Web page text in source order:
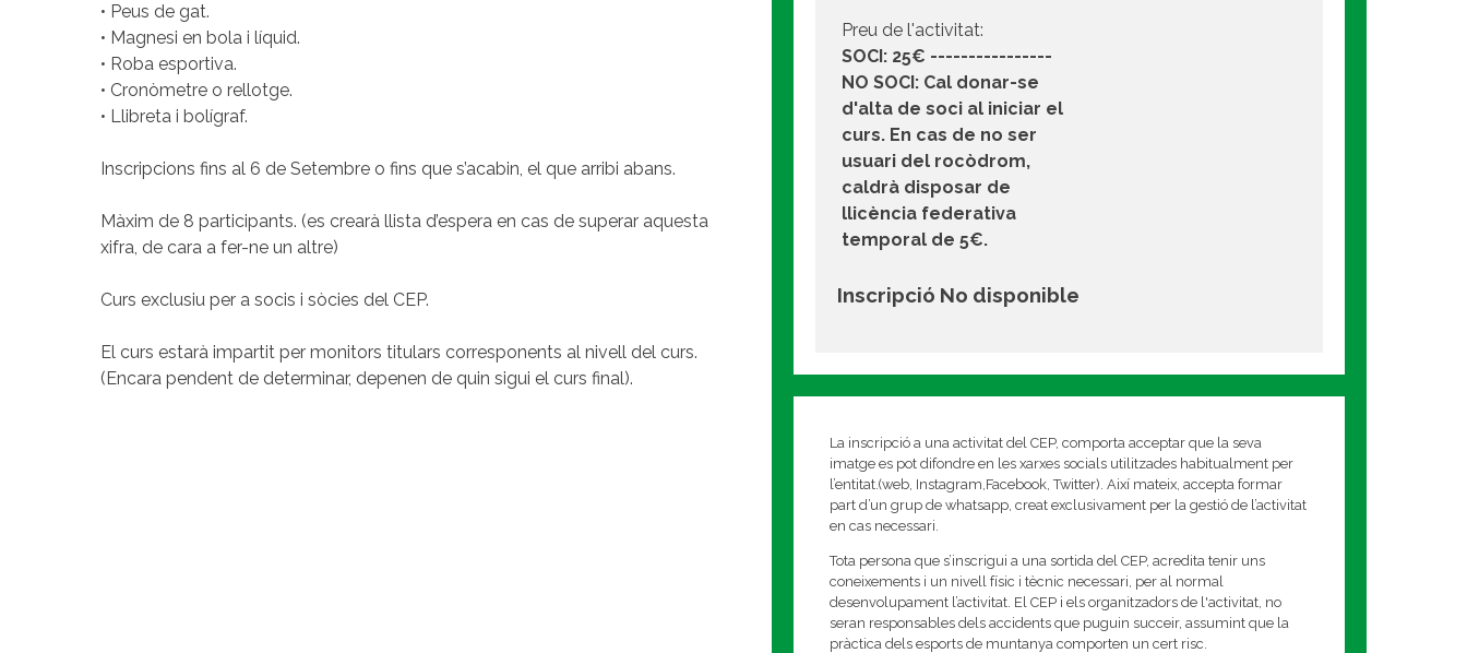
• Peus de gat.
• Magnesi en bola i líquid.
• Roba esportiva.
• Cronòmetre o rellotge.
• Llibreta i bolígraf.
Inscripcions fins al 6 de Setembre o fins que s’acabin, el que arribi abans.
Màxim de 8 participants. (es crearà llista d’espera en cas de superar aquesta
xifra, de cara a fer-ne un altre)
Curs exclusiu per a socis i sòcies del CEP.
El curs estarà impartit per monitors titulars corresponents al nivell del curs.
(Encara pendent de determinar, depenen de quin sigui el curs final).
Preu de l'activitat:
SOCI: 25€ ----------------
NO SOCI: Cal donar-se
d'alta de soci al iniciar el
curs. En cas de no ser
usuari del rocòdrom,
caldrà disposar de
llicència federativa
temporal de 5€.
Inscripció No disponible
La inscripció a una activitat del CEP, comporta acceptar que la seva
imatge es pot difondre en les xarxes socials utilitzades habitualment per
l’entitat.(web, Instagram,Facebook, Twitter). Així mateix, accepta formar
part d’un grup de whatsapp, creat exclusivament per la gestió de l’activitat
en cas necessari.
Tota persona que s’inscrigui a una sortida del CEP, acredita tenir uns
coneixements i un nivell físic i tècnic necessari, per al normal
desenvolupament l’activitat. El CEP i els organitzadors de l'activitat, no
seran responsables dels accidents que puguin succeir, assumint que la
pràctica dels esports de muntanya comporten un cert risc.